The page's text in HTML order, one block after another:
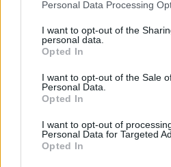
not limited to your visit or usage
grant or deny consent to Google
use your data for below specified
consent section.
Personal Data Processing
I want to opt-out of the
personal data.
Opted In
I want to opt-out of the Sale
Personal Data.
Opted In
I want to opt-out of
Personal Data for Targeted
Opted In
Facebook
Reddit
Hirdetés